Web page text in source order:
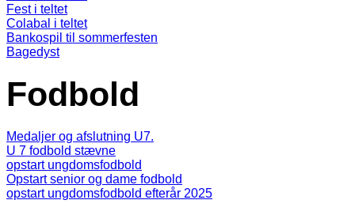
Fest i teltet
Colabal i teltet
Bankospil til sommerfesten
Bagedyst
Fodbold
Medaljer og afslutning U7.
U 7 fodbold stævne
opstart ungdomsfodbold
Opstart senior og dame fodbold
opstart ungdomsfodbold efterår 2025